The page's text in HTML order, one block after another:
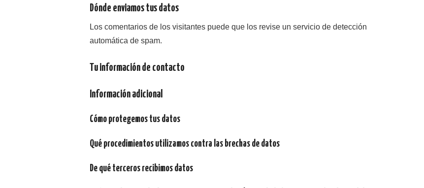
Dónde enviamos tus datos
Los comentarios de los visitantes puede que los revise un servicio de detección
automática de spam.
Tu información de contacto
Información adicional
Cómo protegemos tus datos
Qué procedimientos utilizamos contra las brechas de datos
De qué terceros recibimos datos